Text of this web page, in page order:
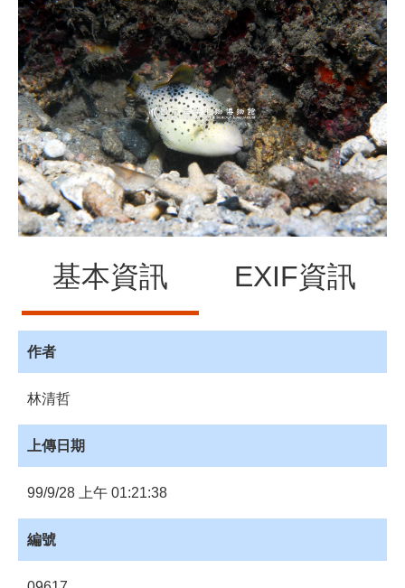
影
音
音
源
訊
息
發
布
諮
詢
會
員
專
館
員
網
站
基本資訊 EXIF資訊
作者
林清哲
上傳日期
99/9/28 上午 01:21:38
編號